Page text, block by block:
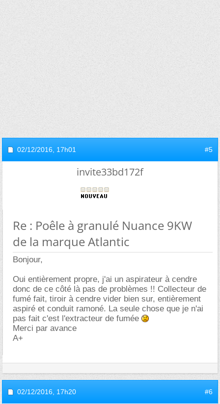
02/12/2016, 17h01 #5
invite33bd172f
Re : Poêle à granulé Nuance 9KW
de la marque Atlantic
Bonjour,
Oui entièrement propre, j'ai un aspirateur à cendre
donc de ce côté là pas de problèmes !! Collecteur de
fumé fait, tiroir à cendre vider bien sur, entièrement
aspiré et conduit ramoné. La seule chose que je n'ai
pas fait c'est l'extracteur de fumée
Merci par avance
A+
02/12/2016, 17h20 #6